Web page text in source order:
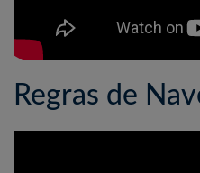
Regras de